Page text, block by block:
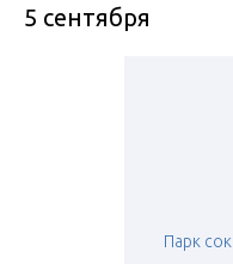
5 сентября
Парк